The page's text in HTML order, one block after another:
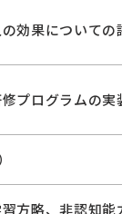
効果についての
プログラムの実
方略、非認知能